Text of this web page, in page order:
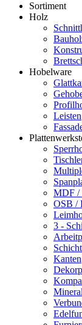
Sortiment
Holz
Hobelware
Leisten
MDF /
OSB /
3 -
Kanten